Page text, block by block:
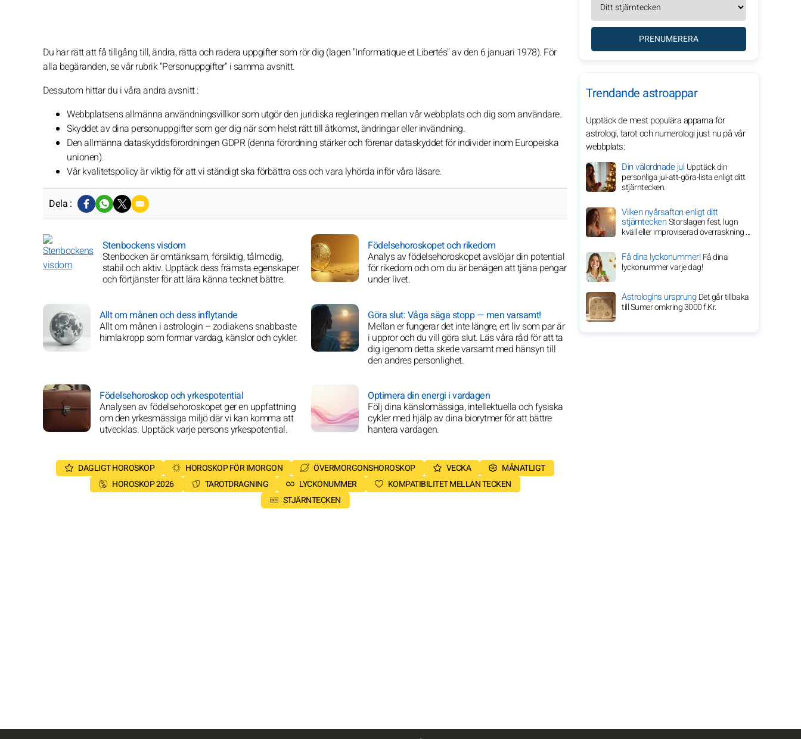
Du har rätt att få tillgång till, ändra, rätta och radera uppgifter som rör dig (lagen "Informatique et Libertés" av den 6 januari 1978). För
alla begäranden, se vår rubrik "Personuppgifter" i samma avsnitt.
Dessutom hittar du i våra andra avsnitt :
Webbplatsens allmänna användningsvillkor som utgör den juridiska regleringen mellan vår webbplats och dig som användare.
Skyddet av dina personuppgifter som ger dig när som helst rätt till åtkomst, ändringar eller invändning.
Den allmänna dataskyddsförordningen GDPR (denna förordning stärker och förenar dataskyddet för individer inom Europeiska
unionen).
Vår kvalitetspolicy är viktig för att vi ständigt ska förbättra oss och vara lyhörda inför våra läsare.
Dela :
Stenbockens visdom
Stenbocken är omtänksam, försiktig, tålmodig,
stabil och aktiv. Upptäck dess främsta egenskaper
och förtjänster för att lära känna tecknet bättre.
Födelsehoroskopet och rikedom
Analys av födelsehoroskopet avslöjar din potential
för rikedom och om du är benägen att tjäna pengar
under livet.
Allt om månen och dess inflytande
Allt om månen i astrologin – zodiakens snabbaste
himlakropp som formar vardag, känslor och cykler.
Göra slut: Våga säga stopp — men varsamt!
Mellan er fungerar det inte längre, ert liv som par är
i uppror och du vill göra slut. Läs våra råd för att ta
dig igenom detta skede varsamt med hänsyn till
den andres personlighet.
Födelsehoroskop och yrkespotential
Analysen av födelsehoroskopet ger en uppfattning
om den yrkesmässiga miljö där vi kan komma att
utvecklas. Upptäck varje persons yrkespotential.
Optimera din energi i vardagen
Följ dina känslomässiga, intellektuella och fysiska
cykler med hjälp av dina biorytmer för att bättre
hantera vardagen.
DAGLIGT HOROSKOP HOROSKOP FÖR IMORGON ÖVERMORGONSHOROSKOP VECKA
MÅNATLIGT
HOROSKOP 2026
TAROTDRAGNING LYCKONUMMER
KOMPATIBILITET MELLAN TECKEN
STJÄRNTECKEN
PRENUMERERA
Trendande astroappar
Upptäck de mest populära apparna för
astrologi, tarot och numerologi just nu på vår
webbplats:
Din välordnade julUpptäck din
personliga jul-att-göra-lista enligt ditt
stjärntecken.
Vilken nyårsafton enligt ditt
stjärnteckenStorslagen fest, lugn
kväll eller improviserad överraskning ...
Få dina lyckonummer!Få dina
lyckonummer varje dag!
Astrologins ursprungDet går tillbaka
till Sumer omkring 3000 f.Kr.